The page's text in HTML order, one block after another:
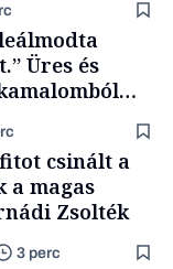
Üres és
csinált a
a magas
Zsolték
3 perc